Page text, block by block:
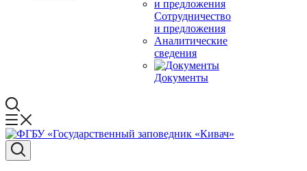
Сотрудничество
и предложения
Аналитические
сведения
Документы